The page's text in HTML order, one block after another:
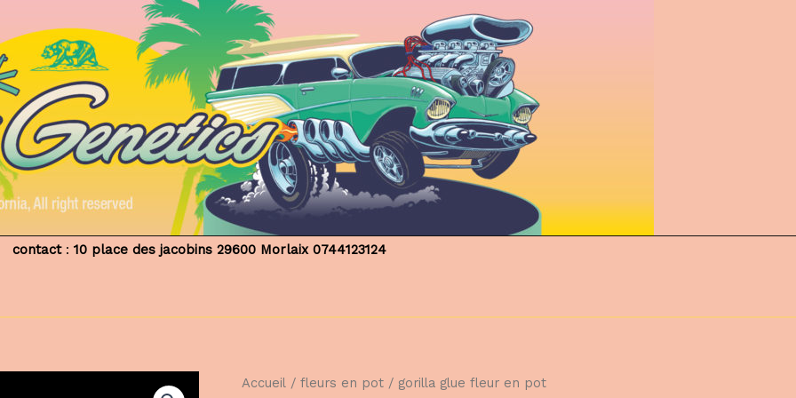
contact: 10 place des jacobins 29600 Morlaix 0744123124
Accueil / fleurs en pot / gorilla glue fleur en pot